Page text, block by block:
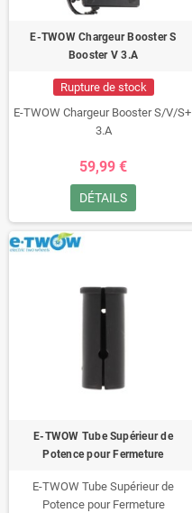
E-TWOW Chargeur Booster S
Booster V 3.A
Rupture de stock
E-TWOW Chargeur Booster S/V/S+
3.A
59,99 €
DÉTAILS
E-TWOW Tube Supérieur de
Potence pour Fermeture
E-TWOW Tube Supérieur de
Potence pour Fermeture